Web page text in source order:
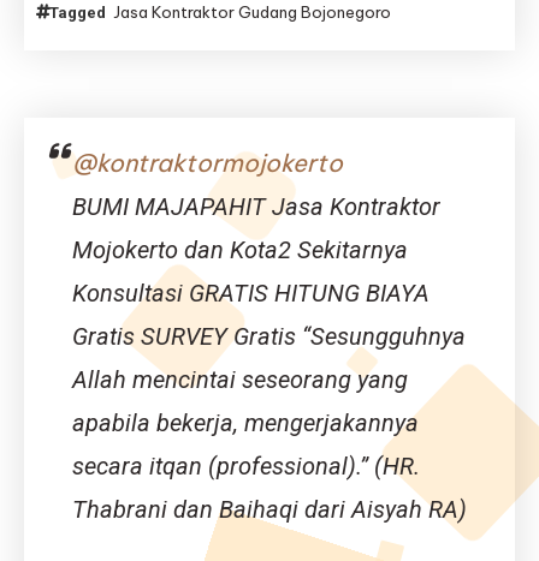
Kontraktor
Gudang
–
Djava
Panen
Tagged Jasa Kontraktor Gudang Bojonegoro
@kontraktormojokerto
BUMI MAJAPAHIT Jasa Kontraktor
Mojokerto dan Kota2 Sekitarnya
Konsultasi GRATIS HITUNG BIAYA
Gratis SURVEY Gratis “Sesungguhnya
Allah mencintai seseorang yang
apabila bekerja, mengerjakannya
secara itqan (professional).” (HR.
Thabrani dan Baihaqi dari Aisyah RA)